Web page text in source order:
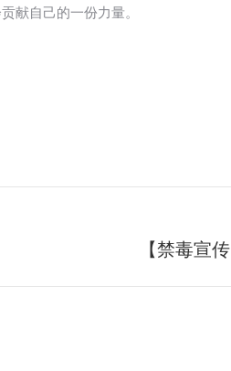
献自己的一份力量。
【禁毒宣